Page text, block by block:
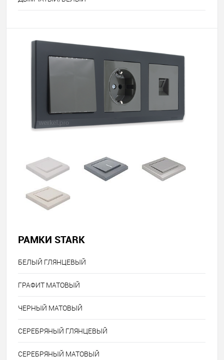
РАМКИ STARK
БЕЛЫЙ ГЛЯНЦЕВЫЙ
ГРАФИТ МАТОВЫЙ
ЧЕРНЫЙ МАТОВЫЙ
СЕРЕБРЯНЫЙ ГЛЯНЦЕВЫЙ
СЕРЕБРЯНЫЙ МАТОВЫЙ